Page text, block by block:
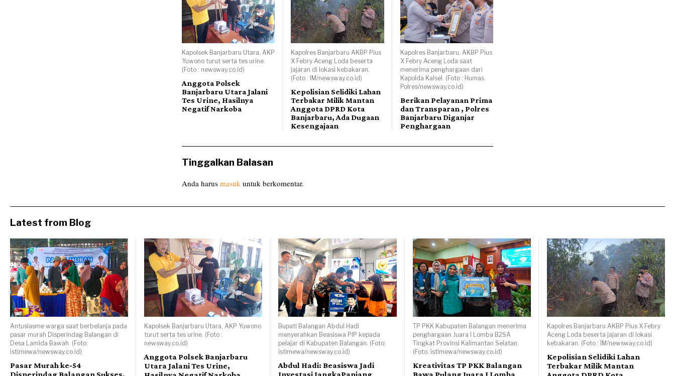
Kapolsek Banjarbaru Utara, AKP
Yuwono turut serta tes urine.
(Foto : newsway.co.id)
Anggota Polsek
Banjarbaru Utara Jalani
Tes Urine, Hasilnya
Negatif Narkoba
Kapolres Banjarbaru AKBP Pius
X Febry Aceng Loda beserta
jajaran di lokasi kebakaran.
(Foto : IM/newsway.co.id)
Kepolisian Selidiki Lahan
Terbakar Milik Mantan
Anggota DPRD Kota
Banjarbaru, Ada Dugaan
Kesengajaan
Kapolres Banjarbaru, AKBP Pius
X Febry Aceng Loda saat
menerima penghargaan dari
Kapolda Kalsel. (Foto : Humas
Polres/newsway.co.id)
Berikan Pelayanan Prima
dan Transparan , Polres
Banjarbaru Diganjar
Penghargaan
Tinggalkan Balasan
Anda harus masuk untuk berkomentar.
Latest from Blog
Antusiasme warga saat berbelanja pada
pasar murah Disperindag Balangan di
Desa Lamida Bawah. (Foto:
istimewa/newsway.co.id)
Pasar Murah ke-54
Kapolsek Banjarbaru Utara, AKP Yuwono
turut serta tes urine. (Foto :
newsway.co.id)
Anggota Polsek Banjarbaru
Utara Jalani Tes Urine,
Bupati Balangan Abdul Hadi
menyerahkan Beasiswa PIP kepada
pelajar di Kabupaten Balangan. (Foto:
istimewa/newsway.co.id)
Abdul Hadi: Beasiswa Jadi
TP PKK Kabupaten Balangan menerima
penghargaan Juara I Lomba B2SA
Tingkat Provinsi Kalimantan Selatan.
(Foto: istimewa/newsway.co.id)
Kreativitas TP PKK Balangan
Kapolres Banjarbaru AKBP Pius X Febry
Aceng Loda beserta jajaran di lokasi
kebakaran. (Foto : IM/newsway.co.id)
Kepolisian Selidiki Lahan
Terbakar Milik Mantan